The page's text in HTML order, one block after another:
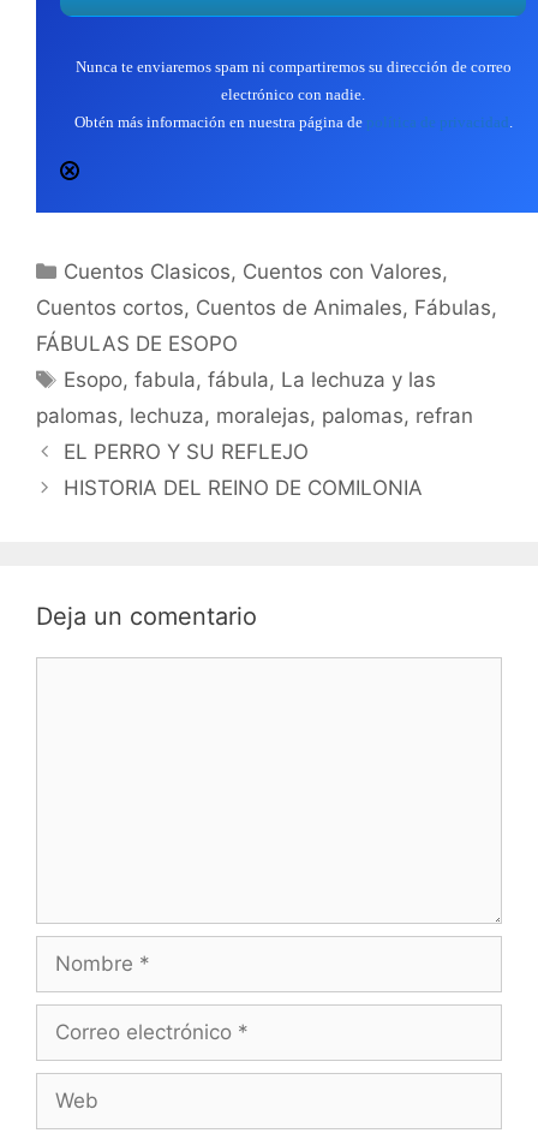
Nunca te enviaremos spam ni compartiremos su dirección de correo
electrónico con nadie.
Obtén más información en nuestra página de política de privacidad
Categorías
Cuentos Clasicos, Cuentos con Valores,
Cuentos cortos, Cuentos de Animales, Fábulas,
FÁBULAS DE ESOPO
Etiquetas
Esopo,fabula,fábula, La lechuza y las
palomas, lechuza, moralejas, palomas, refran
EL PERRO Y SU REFLEJO
HISTORIA DEL REINO DE COMILONIA
Deja un comentario
Nombre
Correo
Web